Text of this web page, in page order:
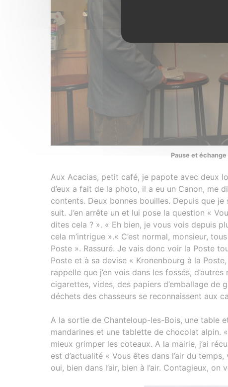
Pause et
Aux Acacias, petit café, je papote avec deux
d’eux a fait de la photo, il a eu un Canon, me
contents. Deux bonnes bouilles. Depuis que je
suit. J’en arrête un et lui pose la question «
dites cela ? ». « Eh bien, je vous vois depuis
cela m’intrigue ».« C’est normal, monsieur,
Poste ». Rassuré. Je vais donc voir la Poste
Poste et à sa devise « Kronenbourg à la
rappelle que j’en vois dans les fossés,
cigarettes, vides, des papiers d’emballage de
déchets des chasseurs se reconnaissent aux
A la sortie de Chanteloup-les-Bois, une table
mandarines et une tablette de chocolat alpin.
mieux grimper les coteaux. A la mairie, j’ai
est d’actualité « Vous êtes dans l’air du
oui, bien dans l’air, bien à l’air. Contagieux, on